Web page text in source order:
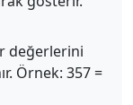
değerlerini
Örnek: 357 =